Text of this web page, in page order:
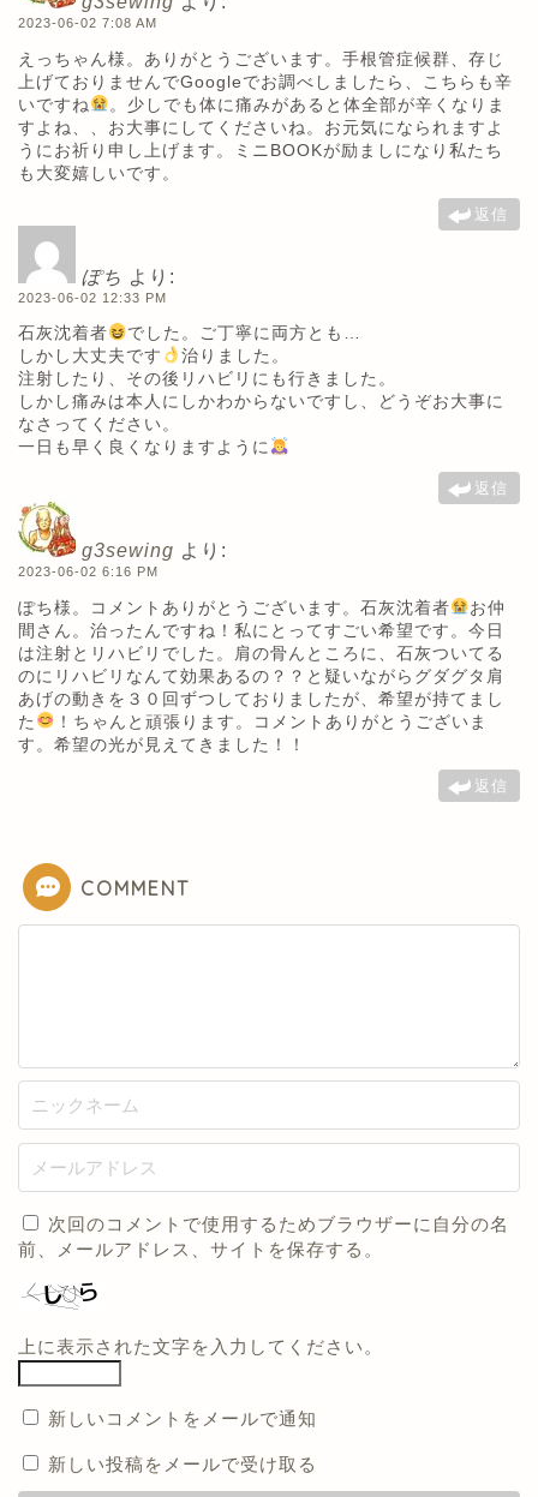
2023-06-02 7:08 AM
えっちゃん様。ありがとうございます。手根管症候群、存じ
上げておりませんでGoogleでお調べしましたら、こちらも辛
いですね
。少しでも体に痛みがあると体全部が辛くなりま
すよね、、お大事にしてくださいね。お元気になられますよ
うにお祈り申し上げます。ミニBOOKが励ましになり私たち
も大変嬉しいです。
返信
ぽち より:
2023-06-02 12:33 PM
石灰沈着者
でした。ご丁寧に両方とも…
しかし大丈夫です
治りました。
注射したり、その後リハビリにも行きました。
しかし痛みは本人にしかわからないですし、どうぞお大事に
なさってください。
一日も早く良くなりますように
返信
g3sewing より:
2023-06-02 6:16 PM
ぽち様。コメントありがとうございます。石灰沈着者
お仲
間さん。治ったんですね！私にとってすごい希望です。今日
は注射とリハビリでした。肩の骨んところに、石灰ついてる
のにリハビリなんて効果あるの？？と疑いながらグダグタ肩
あげの動きを３０回ずつしておりましたが、希望が持てまし
た
！ちゃんと頑張ります。コメントありがとうございま
す。希望の光が見えてきました！！
返信
COMMENT
次回のコメントで使用するためブラウザーに自分の名
前、メールアドレス、サイトを保存する。
上に表示された文字を入力してください。
新しいコメントをメールで通知
新しい投稿をメールで受け取る